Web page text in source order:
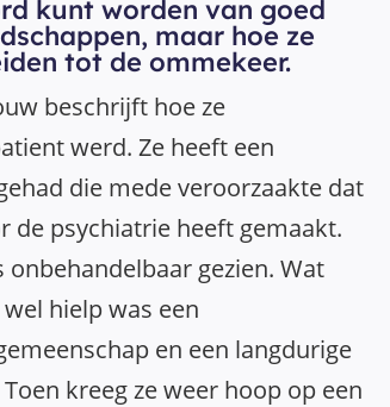
kunt worden van goed
maar hoe ze
tot de ommekeer.
beschrijft hoe ze
werd. Ze heeft een
die mede veroorzaakte dat
de psychiatrie heeft gemaakt.
onbehandelbaar gezien. Wat
hielp was een
en een langdurige
kreeg ze weer hoop op een